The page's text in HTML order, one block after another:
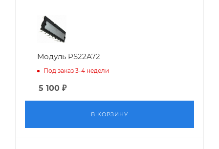
Модуль PS22A72
Под заказ 3-4 недели
5 100 ₽
В КОРЗИНУ